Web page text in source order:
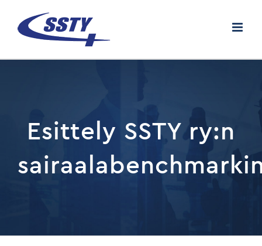
content
Esittely SSTY ry:n